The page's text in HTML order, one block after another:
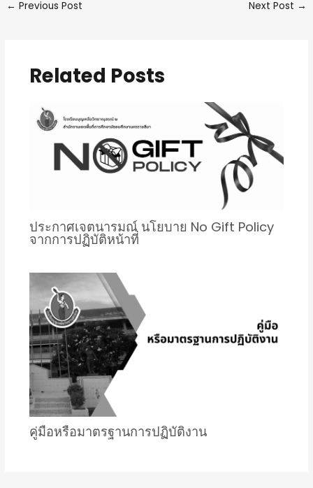
← Previous Post Next Post →
Related Posts
ประกาศเจตนารมณ์ นโยบาย No Gift Policy
จากการปฏิบัติหน้าที่
คู่มือหรือมาตรฐานการปฏิบัติงาน